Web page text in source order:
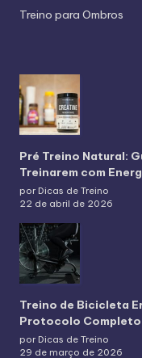
Treino para Ombros
Pré Treino Natural:
Treinarem com
por Dicas de Treino
22 de abril de 2026
Treino de Bicicleta
Protocolo
por Dicas de Treino
29 de março de 2026